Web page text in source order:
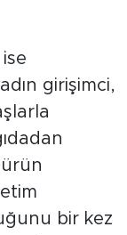
girişimci,
bir kez